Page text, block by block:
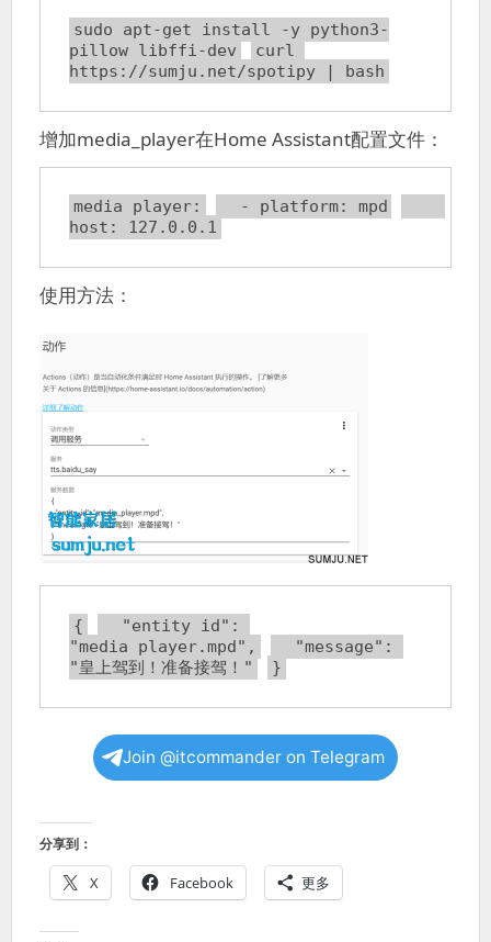
sudo apt-get install -y python3-
pillow libffi-dev
curl
https://sumju.net/spotipy | bash
增加media_player在Home Assistant配置文件：
media_player:
  - platform: mpd
host: 127.0.0.1
使用方法：
{
  "entity_id":
"media_player.mpd",
  "message":
"皇上驾到！准备接驾！"
}
Join @itcommander on Telegram
分享到：
X Facebook 更多